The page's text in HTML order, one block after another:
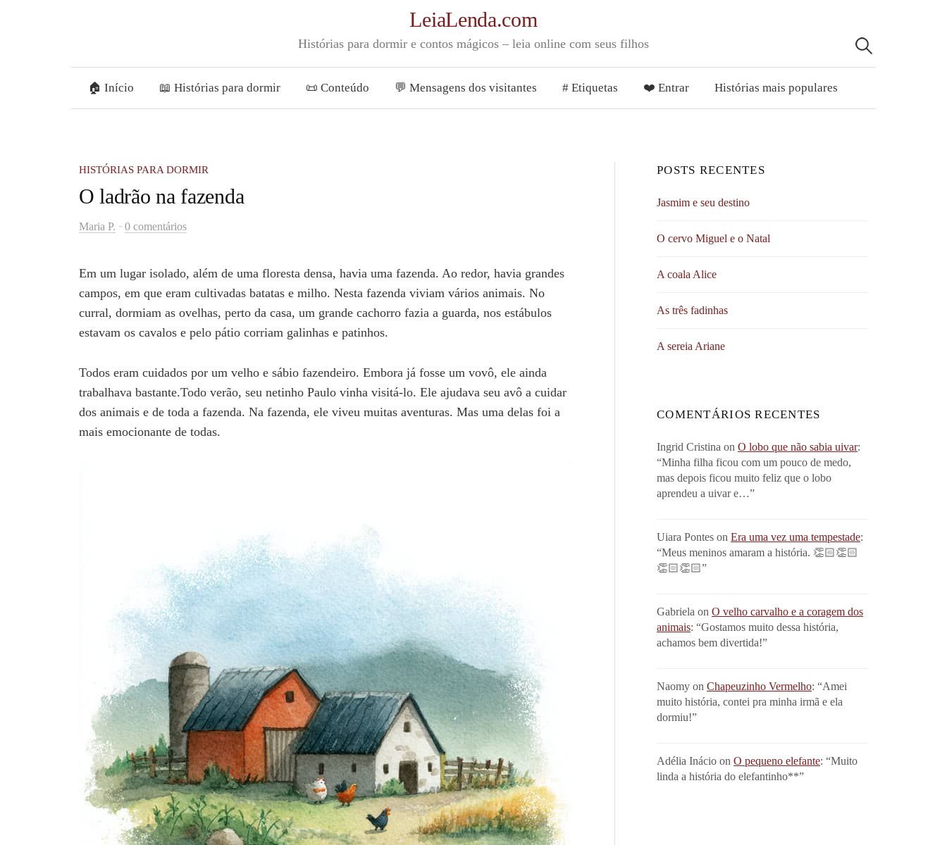
LeiaLenda.com
Histórias para dormir e contos mágicos – leia online com seus filhos
🏠 Início 📖 Histórias para dormir 📜 Conteúdo 💬 Mensagens dos visitantes # Etiquetas ❤️ Entrar Histórias mais populares
Pesquisar
HISTÓRIAS PARA DORMIR
O ladrão na fazenda
Maria P. - 0 comentários
Em um lugar isolado, além de uma floresta densa, havia uma fazenda. Ao redor, havia grandes
campos, em que eram cultivadas batatas e milho. Nesta fazenda viviam vários animais. No
curral, dormiam as ovelhas, perto da casa, um grande cachorro fazia a guarda, nos estábulos
estavam os cavalos e pelo pátio corriam galinhas e patinhos.
Todos eram cuidados por um velho e sábio fazendeiro. Embora já fosse um vovô, ele ainda
trabalhava bastante.Todo verão, seu netinho Paulo vinha visitá-lo. Ele ajudava seu avô a cuidar
dos animais e de toda a fazenda. Na fazenda, ele viveu muitas aventuras. Mas uma delas foi a
mais emocionante de todas.
POSTS RECENTES
Jasmim e seu destino
O cervo Miguel e o Natal
A coala Alice
As três fadinhas
A sereia Ariane
COMENTÁRIOS RECENTES
Ingrid Cristina onO lobo que não sabia uivar:
“Minha filha ficou com um pouco de medo,
mas depois ficou muito feliz que o lobo
aprendeu a uivar e…”
Uiara Pontes onEra uma vez uma tempestade:
“Meus meninos amaram a história. 👏🏻👏🏻
👏🏻👏🏻”
Gabriela onO velho carvalho e a coragem dos
animais: “Gostamos muito dessa história,
achamos bem divertida!”
Naomy onChapeuzinho Vermelho: “Amei
muito história, contei pra minha irmã e ela
dormiu!”
Adélia Inácio onO pequeno elefante: “Muito
linda a história do elefantinho**”